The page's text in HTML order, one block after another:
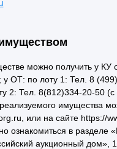
можно получить у КУ
ОТ: по лоту 1: Тел. 8
2: Тел. 8(812)334-20-50
имущества
или на сайте https://
ознакомиться в разделе
аукционный дом»,